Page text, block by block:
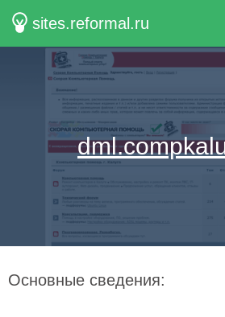
sites.reformal.ru
Основные сведения: